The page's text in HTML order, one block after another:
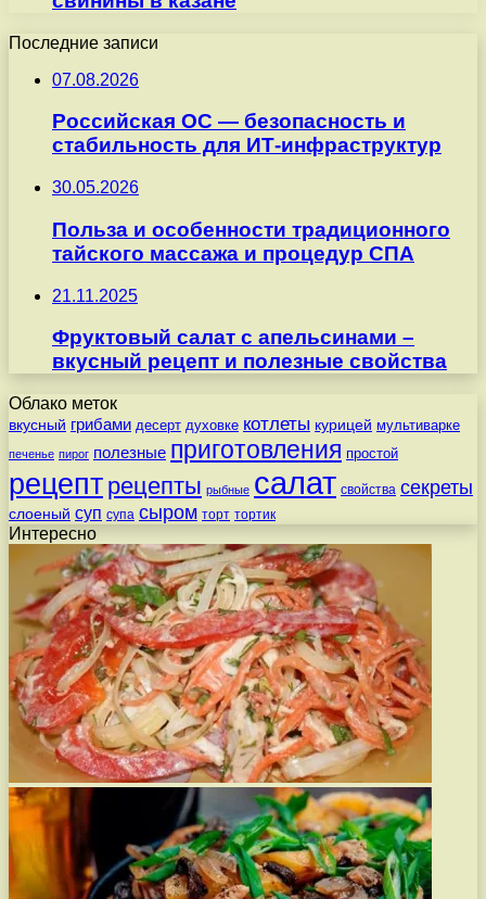
Последние записи
07.08.2026
Российская ОС — безопасность и
стабильность для ИТ-инфраструктур
30.05.2026
Польза и особенности традиционного
тайского массажа и процедур СПА
21.11.2025
Фруктовый салат с апельсинами –
вкусный рецепт и полезные свойства
Облако меток
вкусный грибами десерт духовке котлеты курицей мультиварке
печенье пирог полезные приготовления простой
рецепт рецепты рыбные салат свойства секреты
слоеный суп супа сыром торт тортик
Интересно